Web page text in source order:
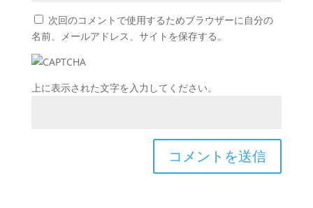
次回のコメントで使用するためブラウザーに自分の
名前、メールアドレス、サイトを保存する。
上に表示された文字を入力してください。